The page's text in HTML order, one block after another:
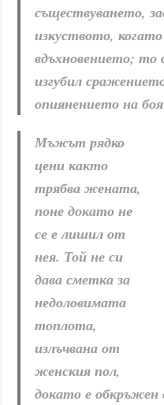
съществуването,
изкуството,
вдъхновението; то
изгубил
опиянението на
Мъжът рядко
цени както
трябва жената,
поне докато не
се е лишил от
нея. Той не си
дава сметка за
недоловимата
топлота,
излъчвана от
женския пол,
докато е